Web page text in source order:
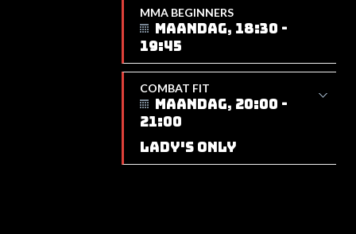
MMA BEGINNERS
MAANDAG, 18:30 -
19:45
COMBAT FIT
MAANDAG, 20:00 -
21:00
LADY'S ONLY